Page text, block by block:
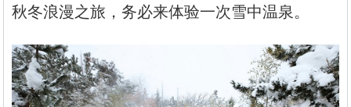
秋冬浪漫之旅，务必来体验一次雪中温泉。